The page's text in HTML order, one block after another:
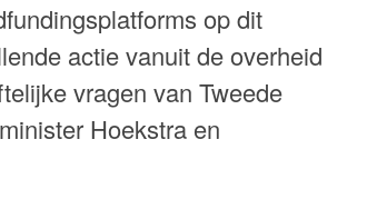
op dit
actie vanuit de overheid
vragen van Tweede
Hoekstra en